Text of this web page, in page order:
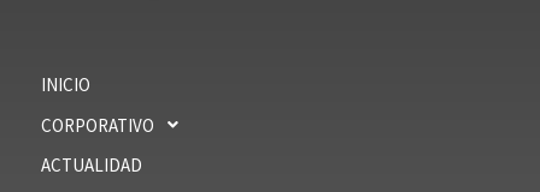
INICIO
CORPORATIVO
ACTUALIDAD